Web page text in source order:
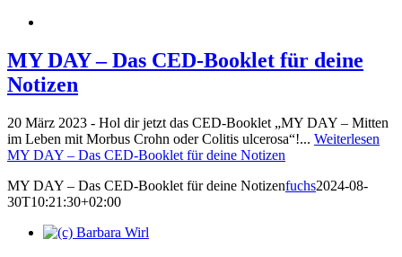
MY DAY – Das CED-Booklet für deine
Notizen
20 März 2023 - Hol dir jetzt das CED-Booklet „MY DAY – Mitten
im Leben mit Morbus Crohn oder Colitis ulcerosa“!... Weiterlesen
MY DAY – Das CED-Booklet für deine Notizen
MY DAY – Das CED-Booklet für deine Notizenfuchs2024-08-
30T10:21:30+02:00